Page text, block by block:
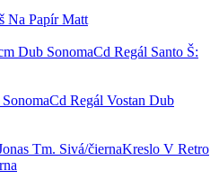
Na Papír Matt
Cd Regál Santo Š:
Cd Regál Vostan Dub
Kreslo V Retro